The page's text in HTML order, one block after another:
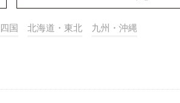
国 北海道・東北 九州・沖縄